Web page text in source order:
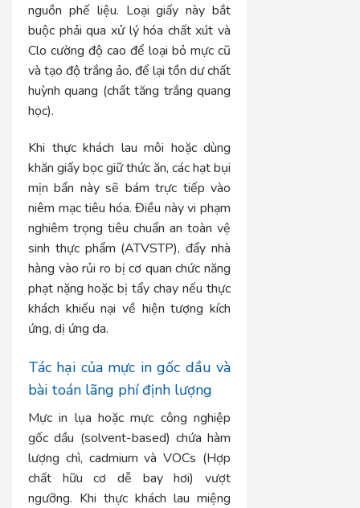
nguồn phế liệu. Loại giấy này bắt
buộc phải qua xử lý hóa chất xút và
Clo cường độ cao để loại bỏ mực cũ
và tạo độ trắng ảo, để lại tồn dư chất
huỳnh quang (chất tăng trắng quang
học).
Khi thực khách lau môi hoặc dùng
khăn giấy bọc giữ thức ăn, các hạt bụi
mịn bẩn này sẽ bám trực tiếp vào
niêm mạc tiêu hóa. Điều này vi phạm
nghiêm trọng tiêu chuẩn an toàn vệ
sinh thực phẩm (ATVSTP), đẩy nhà
hàng vào rủi ro bị cơ quan chức năng
phạt nặng hoặc bị tẩy chay nếu thực
khách khiếu nại về hiện tượng kích
ứng, dị ứng da.
Tác hại của mực in gốc dầu và
bài toán lãng phí định lượng
Mực in lụa hoặc mực công nghiệp
gốc dầu (solvent-based) chứa hàm
lượng chì, cadmium và VOCs (Hợp
chất hữu cơ dễ bay hơi) vượt
ngưỡng. Khi thực khách lau miệng